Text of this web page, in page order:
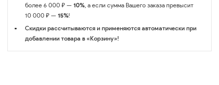
более 6 000 ₽ — 10%, а если сумма Вашего заказа превысит
10 000 ₽ — 15%!
Скидки рассчитываются и применяются автоматически при
добавлении товара в «Корзину»!